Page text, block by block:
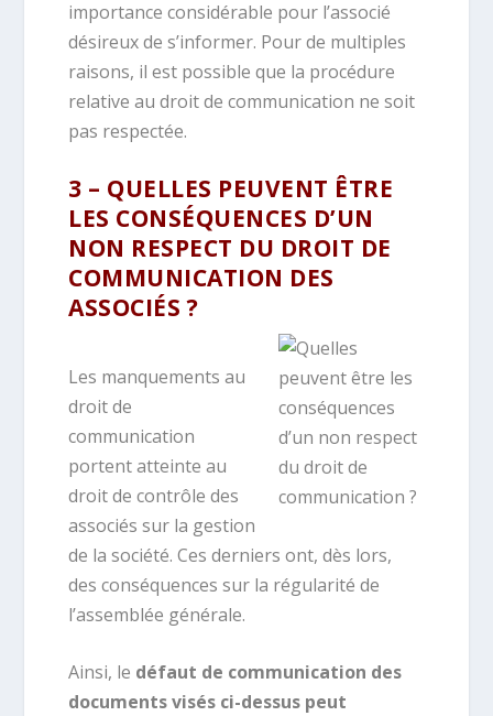
importance considérable pour l’associé
désireux de s’informer. Pour de multiples
raisons, il est possible que la procédure
relative au droit de communication ne soit
pas respectée.
3 – QUELLES PEUVENT ÊTRE
LES CONSÉQUENCES D’UN
NON RESPECT DU DROIT DE
COMMUNICATION DES
ASSOCIÉS ?
Les manquements au
droit de
communication
portent atteinte au
droit de contrôle des
associés sur la gestion
de la société. Ces derniers ont, dès lors,
des conséquences sur la régularité de
l’assemblée générale.
Ainsi, le défaut de communication des
documents visés ci-dessus peut